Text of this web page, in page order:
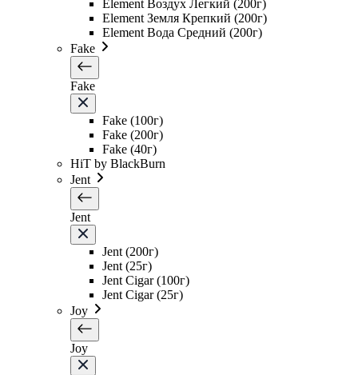
Element Воздух Легкий (200г)
Element Земля Крепкий (200г)
Element Вода Средний (200г)
Fake
Fake
Fake (100г)
Fake (200г)
Fake (40г)
HiT by BlackBurn
Jent
Jent
Jent (200г)
Jent (25г)
Jent Cigar (100г)
Jent Cigar (25г)
Joy
Joy